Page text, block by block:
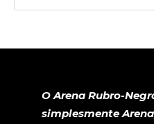
O Arena Rubro-
simplesmente